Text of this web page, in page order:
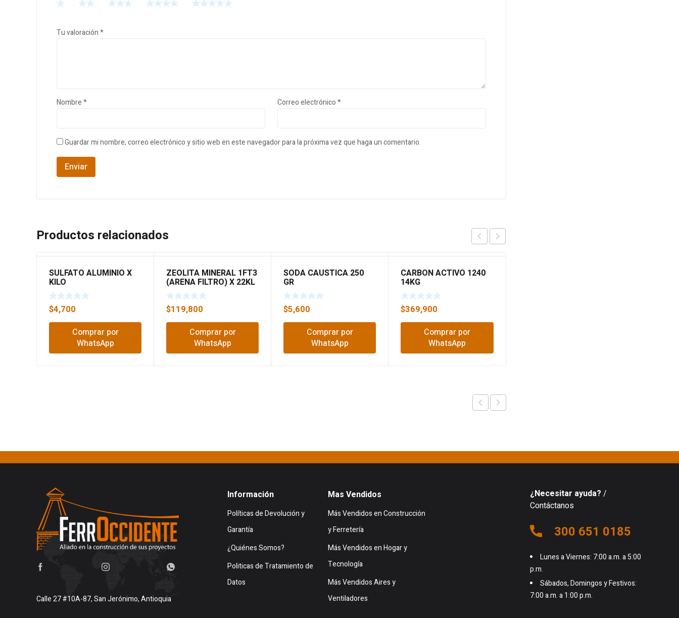
Tu valoración*
Nombre* Correo electrónico*
Guardar mi nombre, correo electrónico y sitio web en este navegador para la próxima vez que haga un comentario.
Productos relacionados
SULFATO ALUMINIO X
KILO
$4,700
Comprar por
WhatsApp
ZEOLITA MINERAL 1FT3
(ARENA FILTRO) X 22KL
$119,800
Comprar por
WhatsApp
SODA CAUSTICA 250
GR
$5,600
Comprar por
WhatsApp
CARBON ACTIVO 1240
14KG
$369,900
Comprar por
WhatsApp
Calle 27 #10A-87, San Jerónimo, Antioquia
Información
Políticas de Devolución y
Garantía
¿Quiénes Somos?
Politicas de Tratamiento de
Datos
Mas Vendidos
Más Vendidos en Construcción
y Ferretería
Más Vendidos en Hogar y
Tecnología
Más Vendidos Aires y
Ventiladores
¿Necesitar ayuda? /
Contáctanos
300 651 0185
Lunes a Viernes: 7:00 a.m. a 5:00
p.m.
Sábados, Domingos y Festivos:
7:00 a.m. a 1:00 p.m.